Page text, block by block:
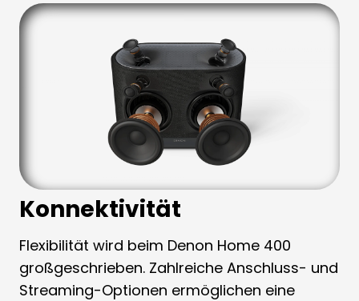
Konnektivität
Flexibilität wird beim Denon Home 400
großgeschrieben. Zahlreiche Anschluss- und
Streaming-Optionen ermöglichen eine